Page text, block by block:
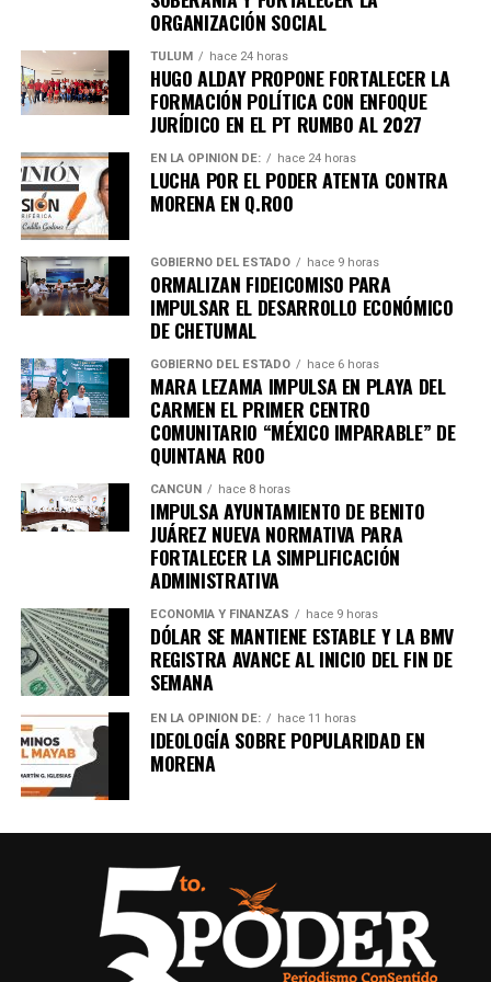
construir un futuro con prosperidad compartida.
Fuente: 5to Poder Agencia de Noticias
Recibe las noticias al instante
Únete al canal oficial de WhatsApp de
Quinto Podery recibe las noticias más
importantes de Quintana Roo directamente
en tu teléfono.
Unirme al canal de WhatsApp
ORGANIZACIÓN SOCIAL
TULUM hace 24 horas
HUGO ALDAY PROPONE FORTALECER LA
FORMACIÓN POLÍTICA CON ENFOQUE
JURÍDICO EN EL PT RUMBO AL 2027
EN LA OPINIÓN DE: hace 24 horas
LUCHA POR EL PODER ATENTA CONTRA
MORENA EN Q.ROO
GOBIERNO DEL ESTADO hace 9 horas
ORMALIZAN FIDEICOMISO PARA
IMPULSAR EL DESARROLLO ECONÓMICO
DE CHETUMAL
GOBIERNO DEL ESTADO hace 6 horas
MARA LEZAMA IMPULSA EN PLAYA DEL
CARMEN EL PRIMER CENTRO
COMUNITARIO “MÉXICO IMPARABLE” DE
QUINTANA ROO
CANCÚN hace 8 horas
IMPULSA AYUNTAMIENTO DE BENITO
JUÁREZ NUEVA NORMATIVA PARA
FORTALECER LA SIMPLIFICACIÓN
ADMINISTRATIVA
ECONOMÍA Y FINANZAS hace 9 horas
DÓLAR SE MANTIENE ESTABLE Y LA BMV
REGISTRA AVANCE AL INICIO DEL FIN DE
SEMANA
EN LA OPINIÓN DE: hace 11 horas
IDEOLOGÍA SOBRE POPULARIDAD EN
MORENA